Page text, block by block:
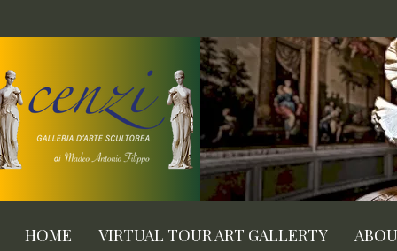
HOME VIRTUAL TOUR ART GALLERTY